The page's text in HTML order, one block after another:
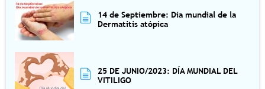
14 de Septiembre: Día mundial de la
Dermatitis atópica
25 DE JUNIO/2023: DÍA MUNDIAL DEL
VITILIGO